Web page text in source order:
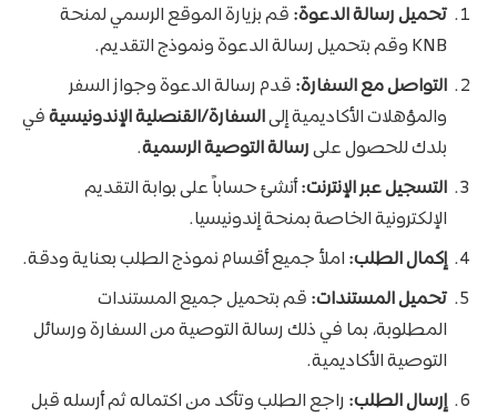
تحميل رسالة الدعوة: قم بزيارة الموقع الرسمي لمنحة
KNB وقم بتحميل رسالة الدعوة ونموذج التقديم.
التواصل مع السفارة: قدم رسالة الدعوة وجواز السفر
والمؤهلات الأكاديمية إلىالسفارة/القنصلية الإندونيسيةفي
بلدك للحصول علىرسالة التوصية الرسمية.
التسجيل عبر الإنترنت:أنشئ حساباً على بوابة التقديم
الإلكترونية الخاصة بمنحة إندونيسيا.
إكمال الطلب: املأ جميع أقسام نموذج الطلب بعناية ودقة.
تحميل المستندات: قم بتحميل جميع المستندات
المطلوبة، بما في ذلك رسالة التوصية من السفارة ورسائل
التوصية الأكاديمية.
إرسال الطلب: راجع الطلب وتأكد من اكتماله ثم أرسله قبل